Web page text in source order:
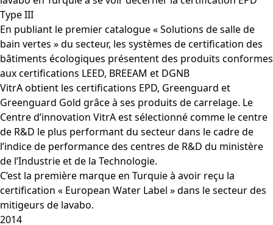
Type III
En publiant le premier catalogue « Solutions de salle de
bain vertes » du secteur, les systèmes de certification des
bâtiments écologiques présentent des produits conformes
aux certifications LEED, BREEAM et DGNB
VitrA obtient les certifications EPD, Greenguard et
Greenguard Gold grâce à ses produits de carrelage. Le
Centre d’innovation VitrA est sélectionné comme le centre
de R&D le plus performant du secteur dans le cadre de
l’indice de performance des centres de R&D du ministère
de l’Industrie et de la Technologie.
C’est la première marque en Turquie à avoir reçu la
certification « European Water Label » dans le secteur des
mitigeurs de lavabo.
2014